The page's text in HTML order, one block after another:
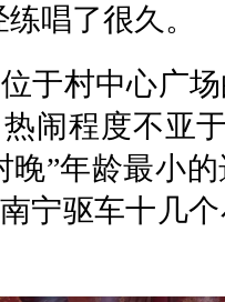
唱了很久。
于村中心广
闹程度不亚
晚”年龄最小
宁驱车十几